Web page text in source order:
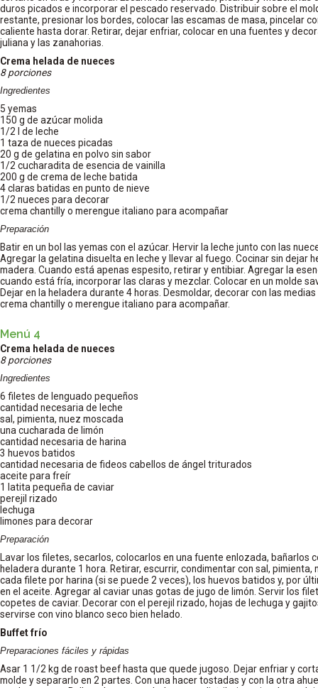
duros picados e incorporar el pescado reservado. Distribuir sobre el
restante, presionar los bordes, colocar las escamas de masa, pincelar
caliente hasta dorar. Retirar, dejar enfriar, colocar en una fuentes y
juliana y las zanahorias.
Crema helada de nueces
8 porciones
Ingredientes
5 yemas
150 g de azúcar molida
1/2 l de leche
1 taza de nueces picadas
20 g de gelatina en polvo sin sabor
1/2 cucharadita de esencia de vainilla
200 g de crema de leche batida
4 claras batidas en punto de nieve
1/2 nueces para decorar
crema chantilly o merengue italiano para acompañar
Preparación
Batir en un bol las yemas con el azúcar. Hervir la leche junto con las
Agregar la gelatina disuelta en leche y llevar al fuego. Cocinar sin dejar
madera. Cuando está apenas espesito, retirar y entibiar. Agregar la
cuando está fría, incorporar las claras y mezclar. Colocar en un molde
Dejar en la heladera durante 4 horas. Desmoldar, decorar con las
crema chantilly o merengue italiano para acompañar.
Menú 4
Crema helada de nueces
8 porciones
Ingredientes
6 filetes de lenguado pequeños
cantidad necesaria de leche
sal, pimienta, nuez moscada
una cucharada de limón
cantidad necesaria de harina
3 huevos batidos
cantidad necesaria de fideos cabellos de ángel triturados
aceite para freír
1 latita pequeña de caviar
perejil rizado
lechuga
limones para decorar
Preparación
Lavar los filetes, secarlos, colocarlos en una fuente enlozada, bañarlos
heladera durante 1 hora. Retirar, escurrir, condimentar con sal, pimienta,
cada filete por harina (si se puede 2 veces), los huevos batidos y, por
en el aceite. Agregar al caviar unas gotas de jugo de limón. Servir los
copetes de caviar. Decorar con el perejil rizado, hojas de lechuga y
servirse con vino blanco seco bien helado.
Buffet frío
Preparaciones fáciles y rápidas
Asar 1 1/2 kg de roast beef hasta que quede jugoso. Dejar enfriar y
molde y separarlo en 2 partes. Con una hacer tostadas y con la otra